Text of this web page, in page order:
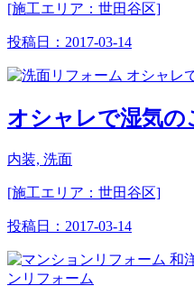
[施工エリア：世田谷区]
投稿日： 2017-03-14
オシャレで湿気の
内装, 洗面
[施工エリア：世田谷区]
投稿日： 2017-03-14